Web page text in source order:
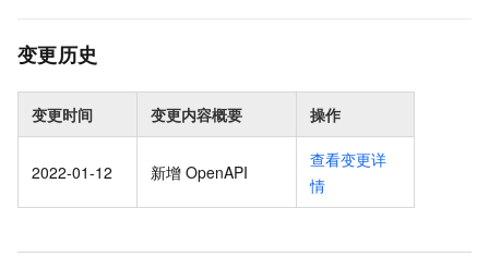
变更历史
变更时间 变更内容概要 操作
2022-01-12 新增 OpenAPI
查看变更详
情